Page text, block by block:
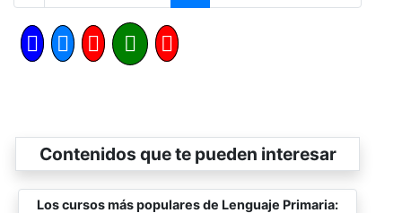
Contenidos que te pueden interesar
Los cursos más populares de Lenguaje Primaria: